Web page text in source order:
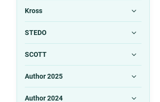
Kross
STEDO
SCOTT
Author 2025
Author 2024